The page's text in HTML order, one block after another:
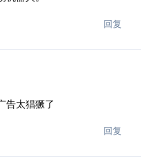
回复
告太猖獗了
回复